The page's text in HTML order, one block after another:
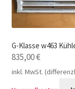
G-Klasse w463
835,00€
inkl. MwSt.